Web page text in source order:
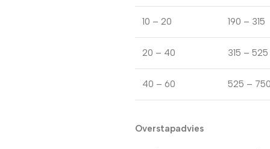
10 – 20 190 – 315
20 – 40 315 – 525
40 – 60 525 –
Overstapadvies